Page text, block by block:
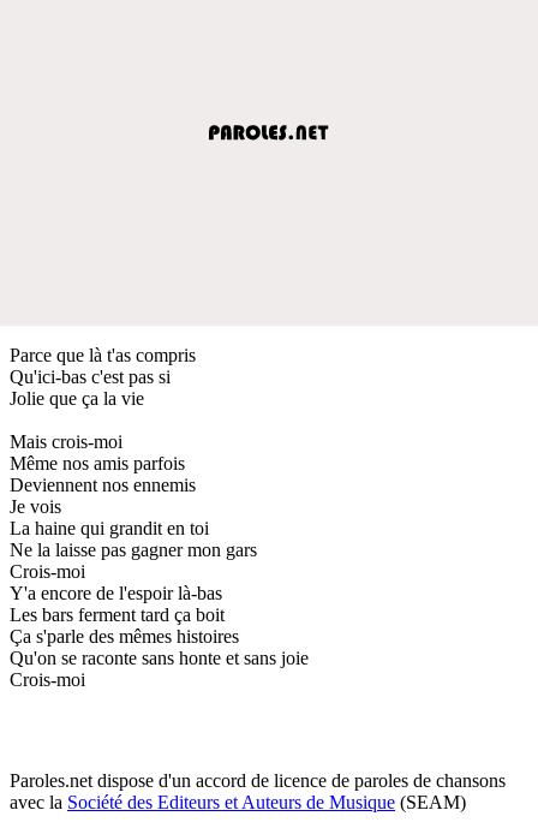
Parce que là t'as compris
Qu'ici-bas c'est pas si
Jolie que ça la vie
Mais crois-moi
Même nos amis parfois
Deviennent nos ennemis
Je vois
La haine qui grandit en toi
Ne la laisse pas gagner mon gars
Crois-moi
Y'a encore de l'espoir là-bas
Les bars ferment tard ça boit
Ça s'parle des mêmes histoires
Qu'on se raconte sans honte et sans joie
Crois-moi
Paroles.net dispose d'un accord de licence de paroles de chansons
avec la Société des Editeurs et Auteurs de Musique (SEAM)